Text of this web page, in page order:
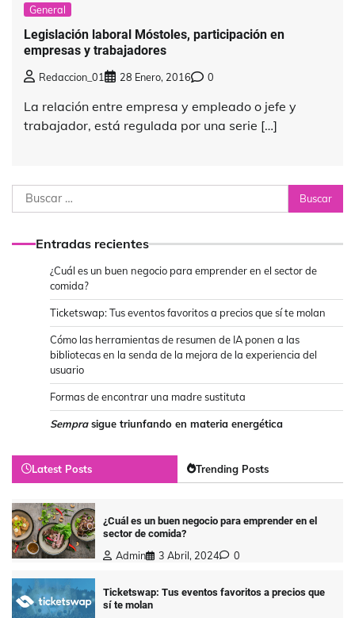
General
Legislación laboral Móstoles, participación en
empresas y trabajadores
Redaccion_01 28 Enero, 2016 0
La relación entre empresa y empleado o jefe y
trabajador, está regulada por una serie […]
Buscar:
Entradas recientes
¿Cuál es un buen negocio para emprender en el sector de
comida?
Ticketswap: Tus eventos favoritos a precios que sí te molan
Cómo las herramientas de resumen de IA ponen a las
bibliotecas en la senda de la mejora de la experiencia del
usuario
Formas de encontrar una madre sustituta
Semprasigue triunfando en materia energética
Latest Posts Trending Posts
¿Cuál es un buen negocio para emprender en el
sector de comida?
Admin 3 Abril, 2024 0
Ticketswap: Tus eventos favoritos a precios que
sí te molan